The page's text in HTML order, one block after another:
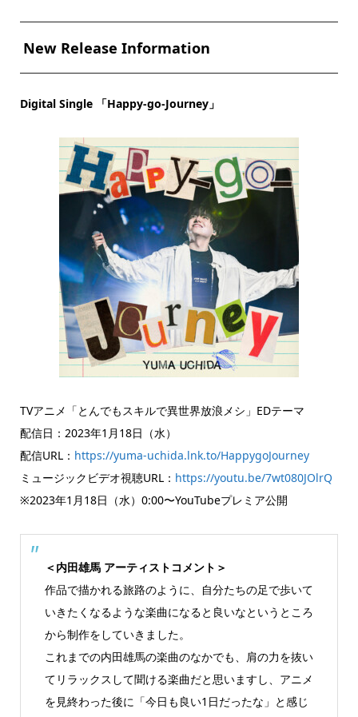
New Release Information
Digital Single 「Happy-go-Journey」
TVアニメ「とんでもスキルで異世界放浪メシ」EDテーマ
配信日：2023年1月18日（水）
配信URL： https://yuma-uchida.lnk.to/HappygoJourney
ミュージックビデオ視聴URL： https://youtu.be/7wt080JOlrQ
※2023年1月18日（水）0:00〜YouTubeプレミア公開
＜内田雄馬 アーティストコメント＞
作品で描かれる旅路のように、自分たちの足で歩いて
いきたくなるような楽曲になると良いなというところ
から制作をしていきました。
これまでの内田雄馬の楽曲のなかでも、肩の力を抜い
てリラックスして聞ける楽曲だと思いますし、アニメ
を見終わった後に「今日も良い1日だったな」と感じ